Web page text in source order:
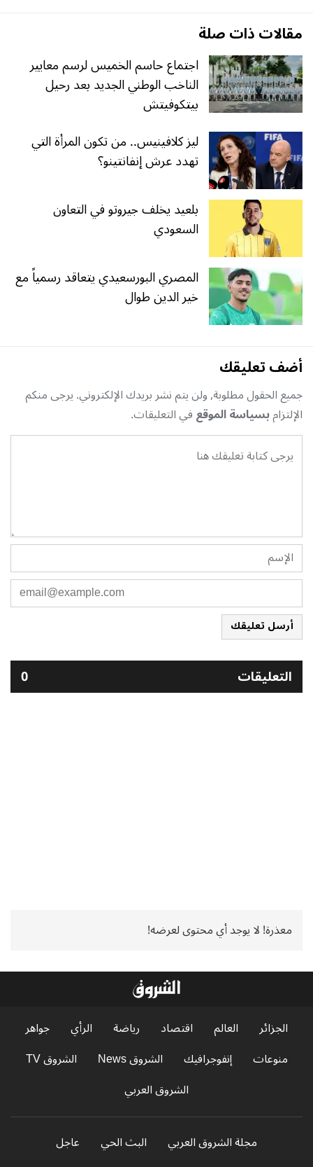
مقالات ذات صلة
اجتماع حاسم الخميس لرسم معايير
الناخب الوطني الجديد بعد رحيل
بيتكوفيتش
ليز كلافينيس.. من تكون المرأة التي
تهدد عرش إنفانتينو؟
بلعيد يخلف جيروتو في التعاون
السعودي
المصري البورسعيدي يتعاقد رسمياً مع
خير الدين طوال
أضف تعليقك
جميع الحقول مطلوبة, ولن يتم نشر بريدك الإلكتروني. يرجى منكم
الإلتزامبسياسة الموقعفي التعليقات.
أرسل تعليقك
التعليقات 0
معذرة! لا يوجد أي محتوى لعرضه!
الجزائر العالم اقتصاد رياضة الرأي
جواهر
منوعات
إنفوجرافيك الشروق News
الشروق TV
الشروق العربي
مجلة الشروق العربي البث الحي
عاجل